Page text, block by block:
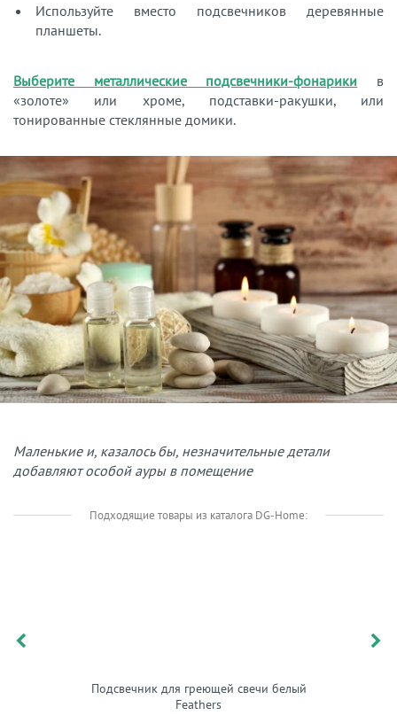
Используйте вместо подсвечников деревянные
планшеты.
Выберите металлические подсвечники-фонарики в
«золоте» или хроме, подставки-ракушки, или
тонированные стеклянные домики.
Маленькие и, казалось бы, незначительные детали
добавляют особой ауры в помещение
Подходящие товары из каталога DG-Home:
Подсвечник для греющей свечи белый
Feathers